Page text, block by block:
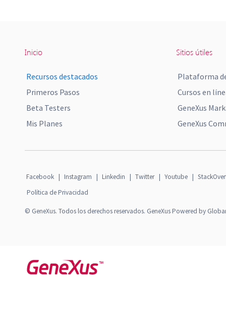
Inicio
Recursos destacados
Primeros Pasos
Beta Testers
Mis Planes
Sitios útiles
Plataforma
Cursos en
GeneXus
GeneXus
Facebook | Instagram | Linkedin | Twitter | Youtube |
Política de Privacidad
© GeneXus. Todos los derechos reservados. GeneXus Powered by